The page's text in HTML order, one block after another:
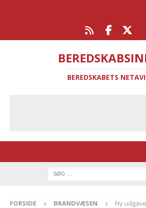
BEREDSKABETS
FORSIDE BRANDVÆSEN
Ny